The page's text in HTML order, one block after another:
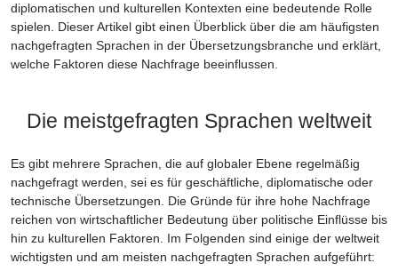
diplomatischen und kulturellen Kontexten eine bedeutende Rolle
spielen. Dieser Artikel gibt einen Überblick über die am häufigsten
nachgefragten Sprachen in der Übersetzungsbranche und erklärt,
welche Faktoren diese Nachfrage beeinflussen.
Die meistgefragten Sprachen weltweit
Es gibt mehrere Sprachen, die auf globaler Ebene regelmäßig
nachgefragt werden, sei es für geschäftliche, diplomatische oder
technische Übersetzungen. Die Gründe für ihre hohe Nachfrage
reichen von wirtschaftlicher Bedeutung über politische Einflüsse bis
hin zu kulturellen Faktoren. Im Folgenden sind einige der weltweit
wichtigsten und am meisten nachgefragten Sprachen aufgeführt: